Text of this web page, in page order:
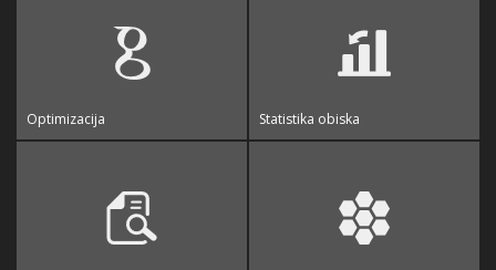
Optimizacija Statistika obiska